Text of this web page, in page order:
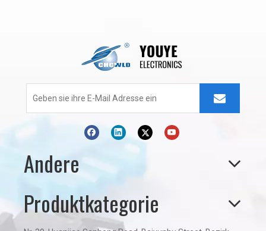
Andere
Produktkategorie